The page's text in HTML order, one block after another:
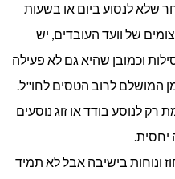
שלא לנסוע ביום או בשעות
של וועד העובדים, יש
וכמובן שהיא גם לא פעילה
המושלם לרוב הטסים לחו"ל.
לנוסע בודד או זוג נוסעים
יחסית.
ונוחות בישיבה אבל לא תמיד